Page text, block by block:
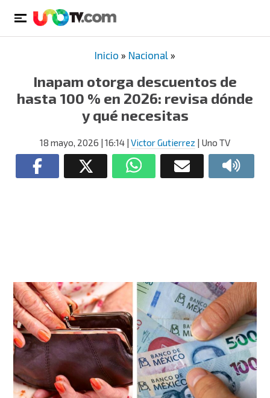
Inicio » Nacional »
Inapam otorga descuentos de
hasta 100 % en 2026: revisa dónde
y qué necesitas
18 mayo, 2026 | 16:14 | Victor Gutierrez | Uno TV